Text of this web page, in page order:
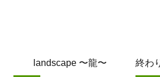
landscape 〜龍〜